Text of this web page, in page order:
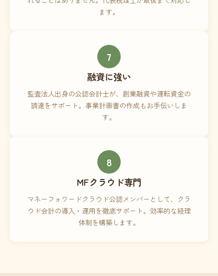
ます。
7
融資に強い
監査法人出身の公認会計士が、創業融資や運転資金の
調達をサポート。事業計画書の作成もお手伝いしま
す。
8
MFクラウド専門
マネーフォワードクラウド公認メンバーとして、クラ
ウド会計の導入・運用を徹底サポート。効率的な経理
体制を構築します。